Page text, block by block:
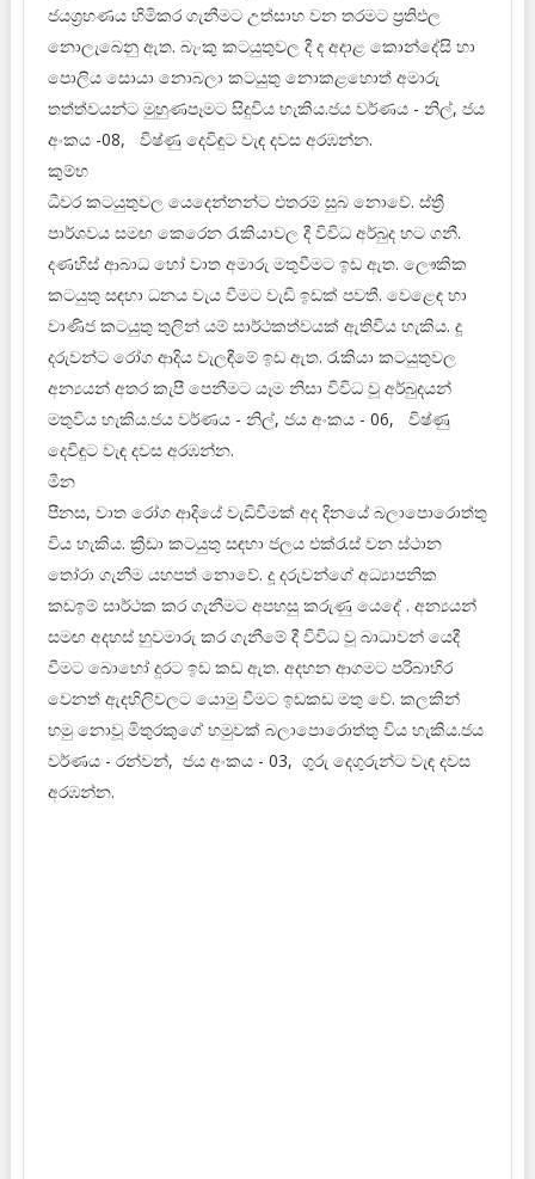
ජයග්‍රහණය හිමිකර ගැනීමට උත්සාහ වන තරමට ප්‍රතිඵල
නොලැබෙනු ඇත. බැංකු කටයුතුවල දී ද අදාළ කොන්දේසි හා
පොලිය සොයා නොබලා කටයුතු නොකළහොත් අමාරු
තත්ත්වයන්ට මුහුණපෑමට සිදුවිය හැකිය.ජය වර්ණය - නිල්, ජය
අංකය -08, විෂ්ණු දෙවිඳුට වැඳ දවස අරඹන්න.
කුම්භ
ධීවර කටයුතුවල යෙදෙන්නන්ට එතරම් සුබ නොවේ. ස්ත්‍රී
පාර්ශවය සමඟ කෙරෙන රැකියාවල දී විවිධ අර්බුද හට ගනී.
දණහිස් ආබාධ හෝ වාත අමාරු මතුවීමට ඉඩ ඇත. ලෞකික
කටයුතු සඳහා ධනය වැය වීමට වැඩි ඉඩක් පවතී. වෙළෙඳ හා
වාණිජ කටයුතු තුලින් යම් සාර්ථකත්වයක් ඇතිවිය හැකිය. දූ
දරුවන්ට රෝග ආදිය වැලඳීමේ ඉඩ ඇත. රැකියා කටයුතුවල
අන්‍යයන් අතර කැපී පෙනීමට යෑම නිසා විවිධ වූ අර්බුදයන්
මතුවිය හැකිය.ජය වර්ණය - නිල්, ජය අංකය - 06, විෂ්ණු
දෙවිඳුට වැඳ දවස අරඹන්න.
මීන
පීනස, වාත රෝග ආදියේ වැඩිවීමක් අද දිනයේ බලාපොරොත්තු
විය හැකිය. ක්‍රීඩා කටයුතු සඳහා ජලය එක්රැස් වන ස්ථාන
තෝරා ගැනීම යහපත් නොවේ. දූ දරුවන්ගේ අධ්‍යාපනික
කඩඉම් සාර්ථක කර ගැනීමට අපහසු කරුණු යෙදේ . අන්‍යයන්
සමඟ අදහස් හුවමාරු කර ගැනීමේ දී විවිධ වූ බාධාවන් යෙදී
වීමට බොහෝ දුරට ඉඩ කඩ ඇත. අදහන ආගමට පරිබාහිර
වෙනත් ඇදහිලිවලට යොමු වීමට ඉඩකඩ මතු වේ. කලකින්
හමු නොවූ මිතුරකුගේ හමුවක් බලාපොරොත්තු විය හැකිය.ජය
වර්ණය - රන්වන්, ජය අංකය - 03, ගුරු දෙගුරුන්ට වැඳ දවස
අරඹන්න.